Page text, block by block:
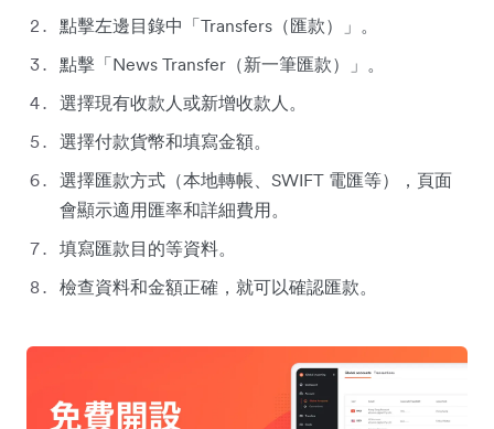
點擊左邊目錄中「Transfers（匯款）」。
點擊「News Transfer（新一筆匯款）」。
選擇現有收款人或新增收款人。
選擇付款貨幣和填寫金額。
選擇匯款方式（本地轉帳、SWIFT 電匯等），頁面
會顯示適用匯率和詳細費用。
填寫匯款目的等資料。
檢查資料和金額正確，就可以確認匯款。